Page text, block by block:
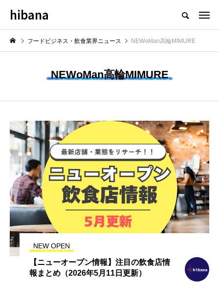
フードビジネス・飲食業界のニュースメディア
NEW POST
最新情報
【2026年グルメトレンド】旨辛
ブーム本格化！ナッコプセ・チュ
クミなど本場系グルメが人気上昇
2026.08.06
飲食マーケティング
【2026年最新】注目の飲食店フ
hibana
フードビジネス・飲食業界ニュース NEWoMan高輪MIMURE
NEWoMan高輪MIMURE
NEW OPEN
【ニューオープン情報】注目の飲食店情
報まとめ（2026年5月11日更新）